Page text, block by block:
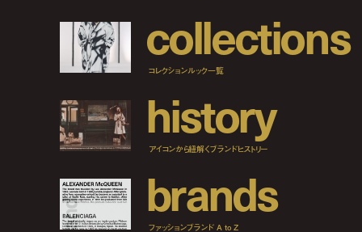
collections
コレクションルック一覧
history
アイコンから紐解くブランドヒストリー
brands
ファッションブランド A to Z